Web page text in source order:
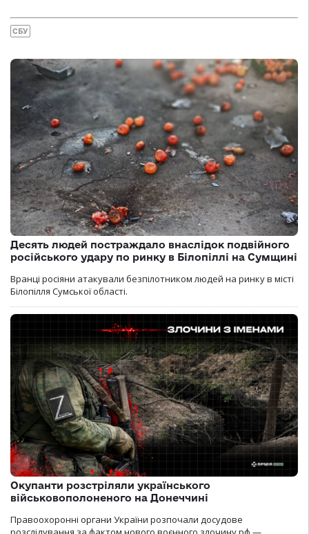
СБУ
Десять людей постраждало внаслідок подвійного
російського удару по ринку в Білопіллі на Сумщині
Вранці росіяни атакували безпілотником людей на ринку в місті
Білопілля Сумської області.
Окупанти розстріляли українського
військовополоненого на Донеччині
Правоохоронні органи України розпочали досудове